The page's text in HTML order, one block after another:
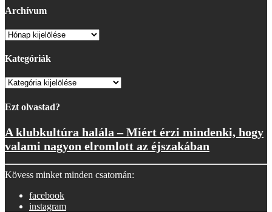
Archívum
Archívum
Kategóriák
Kategóriák
Ezt olvastad?
A klubkultúra halála – Miért érzi mindenki, hogy
valami nagyon elromlott az éjszakában
Kövess minket minden csatornán:
facebook
instagram